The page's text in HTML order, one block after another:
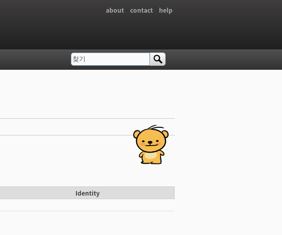
about contact help
Identity
검색 폼
찾기